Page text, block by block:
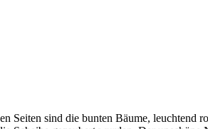
Seiten sind die bunten Bäume, leuchtend